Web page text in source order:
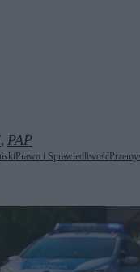
, PAP
Prawo i Sprawiedliwość